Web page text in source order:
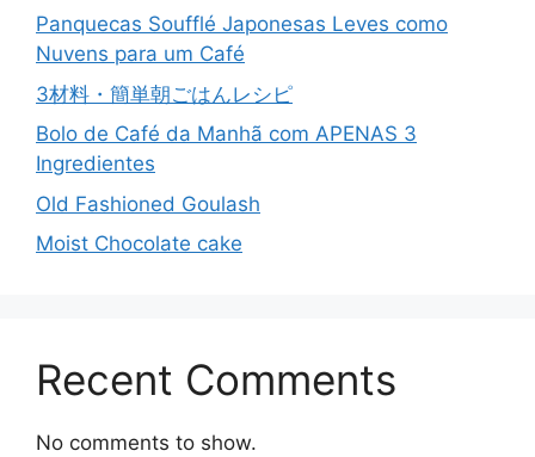
Panquecas Soufflé Japonesas Leves como
Nuvens para um Café
3材料・簡単朝ごはんレシピ
Bolo de Café da Manhã com APENAS 3
Ingredientes
Old Fashioned Goulash
Moist Chocolate cake
Recent Comments
No comments to show.